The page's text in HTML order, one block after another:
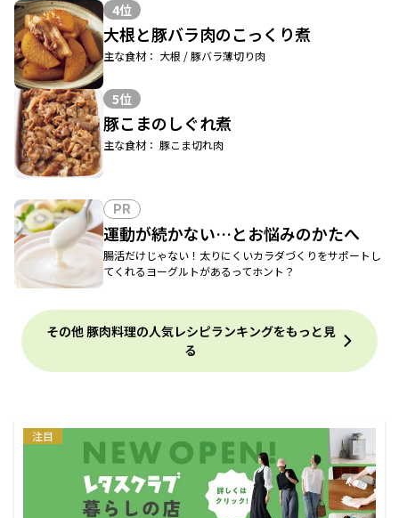
4位
大根と豚バラ肉のこっくり煮
主な食材： 大根 / 豚バラ薄切り肉
5位
豚こまのしぐれ煮
主な食材： 豚こま切れ肉
PR
運動が続かない…とお悩みのかたへ
腸活だけじゃない！太りにくいカラダづくりをサポートし
てくれるヨーグルトがあるってホント？
その他 豚肉料理の人気レシピランキングをもっと見
る
注目